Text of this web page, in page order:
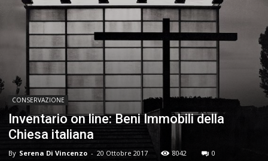
CONSERVAZIONE
Inventario on line: Beni Immobili della
Chiesa italiana
By Serena Di Vincenzo - 20 Ottobre 2017 8042 0